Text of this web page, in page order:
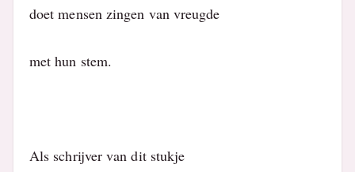
doet mensen zingen van vreugde
met hun stem.
Als schrijver van dit stukje